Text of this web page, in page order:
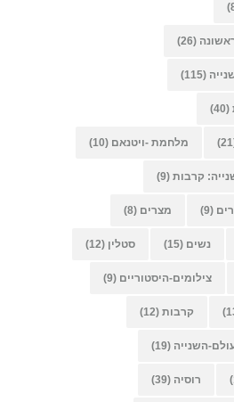
(26)
(115)
(40)
מלחמת -ויטנאם (10)
קרבות (9)
(9) מצרים (8)
נשים (15) סטלין (12)
צילומים-היסטוריים (9)
קרבות (12)
השנייה (19)
רוסיה (39)